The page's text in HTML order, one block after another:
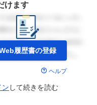
けます
履歴書の登録
ヘルプ
ン して続きを読む